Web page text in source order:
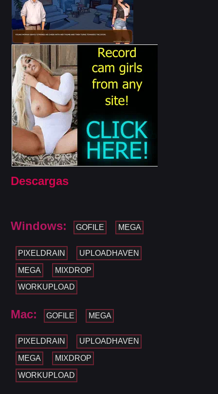
Descargas
Windows: GOFILE MEGA
PIXELDRAIN UPLOADHAVEN
MEGA MIXDROP
WORKUPLOAD
Mac: GOFILE MEGA
PIXELDRAIN UPLOADHAVEN
MEGA MIXDROP
WORKUPLOAD